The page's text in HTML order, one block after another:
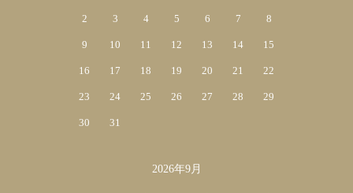
2 3 4 5 6 7 8
9 10 11 12 13 14 15
16 17 18 19 20 21 22
23 24 25 26 27 28 29
30 31
2026年9月